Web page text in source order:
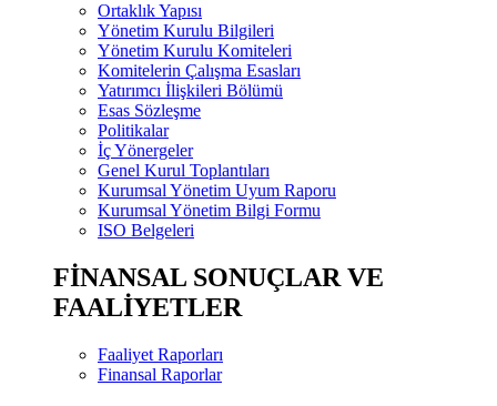
Ortaklık Yapısı
Yönetim Kurulu Bilgileri
Yönetim Kurulu Komiteleri
Komitelerin Çalışma Esasları
Yatırımcı İlişkileri Bölümü
Esas Sözleşme
Politikalar
İç Yönergeler
Genel Kurul Toplantıları
Kurumsal Yönetim Uyum Raporu
Kurumsal Yönetim Bilgi Formu
ISO Belgeleri
FİNANSAL SONUÇLAR VE
FAALİYETLER
Faaliyet Raporları
Finansal Raporlar